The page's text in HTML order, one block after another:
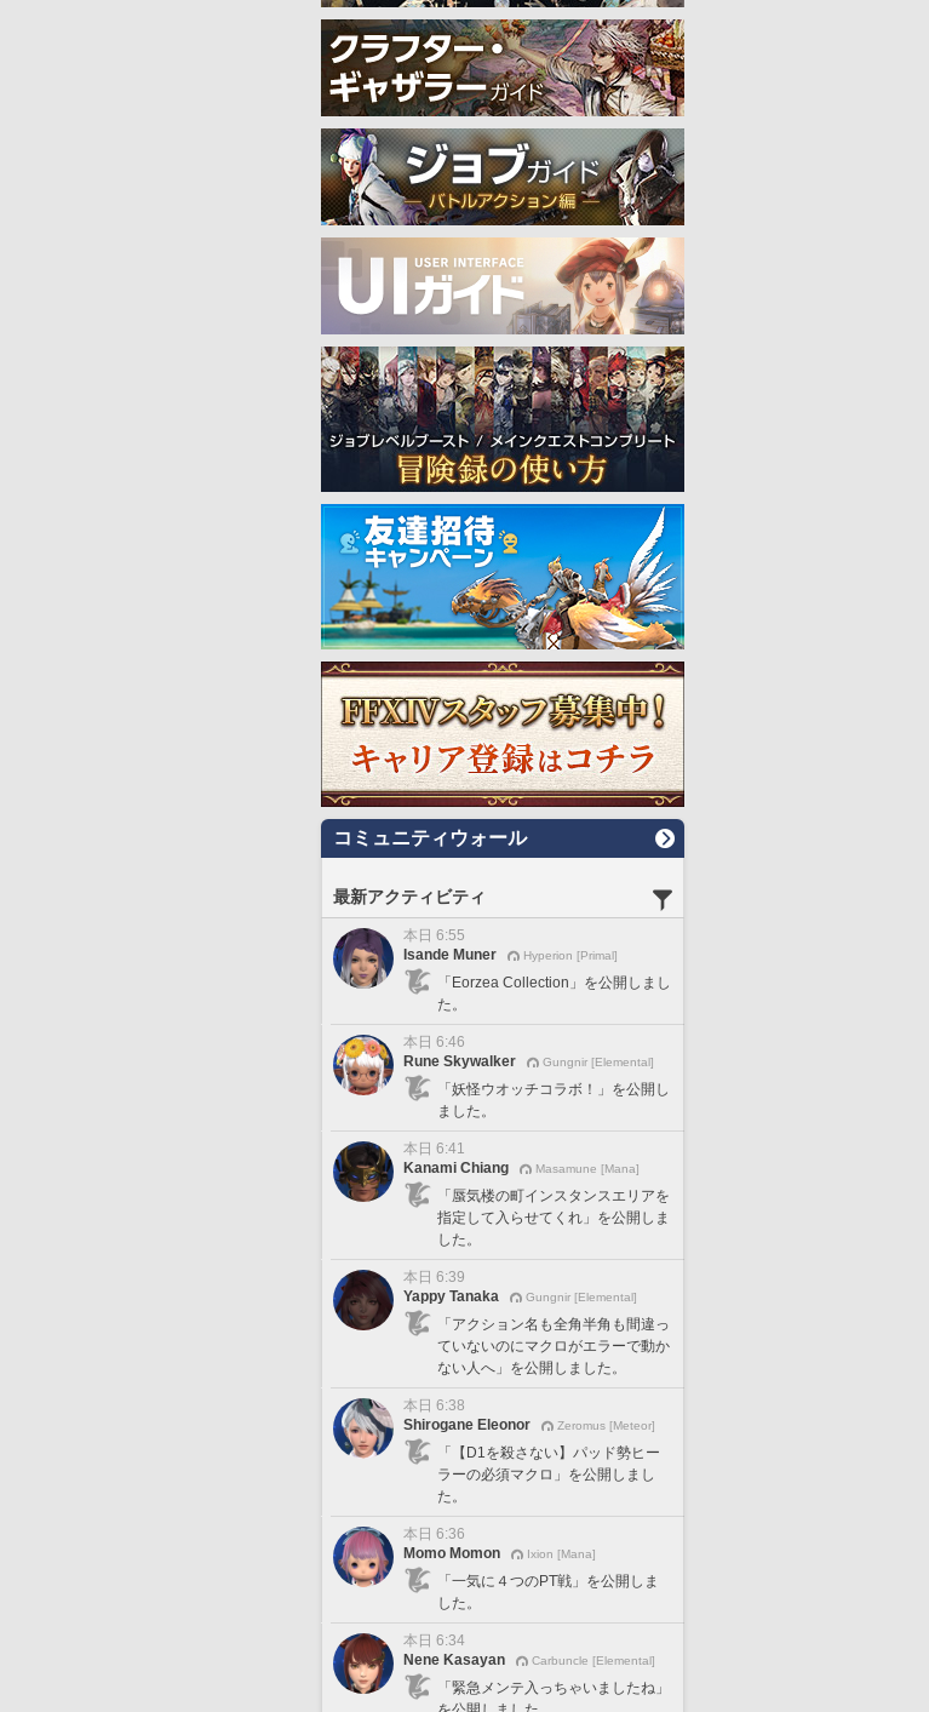
コミュニティウォール
最新アクティビティ
本日 6:55
Isande Muner
Hyperion [Primal]
「Eorzea Collection」を公開しまし
た。
本日 6:46
Rune Skywalker
Gungnir [Elemental]
「妖怪ウオッチコラボ！」を公開し
ました。
本日 6:41
Kanami Chiang
Masamune [Mana]
「蜃気楼の町インスタンスエリアを
指定して入らせてくれ」を公開しま
した。
本日 6:39
Yappy Tanaka
Gungnir [Elemental]
「アクション名も全角半角も間違っ
ていないのにマクロがエラーで動か
ない人へ」を公開しました。
本日 6:38
Shirogane Eleonor
Zeromus [Meteor]
「【D1を殺さない】パッド勢ヒー
ラーの必須マクロ」を公開しまし
た。
本日 6:36
Momo Momon
Ixion [Mana]
「一気に４つのPT戦」を公開しま
した。
本日 6:34
Nene Kasayan
Carbuncle [Elemental]
「緊急メンテ入っちゃいましたね」